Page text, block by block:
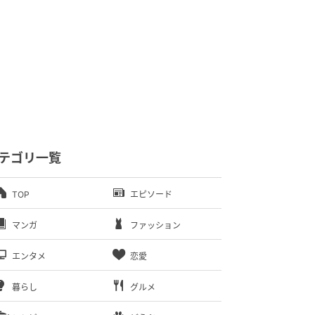
ゴリ一覧
TOP エピソード
マンガ ファッション
エンタメ 恋愛
暮らし グルメ